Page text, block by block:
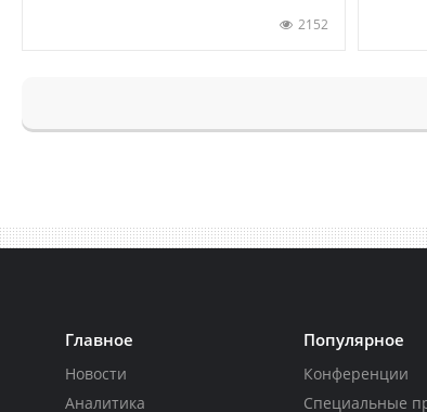
2152
Главное
Новости
Аналитика
Популярное
Конференции
Специальные